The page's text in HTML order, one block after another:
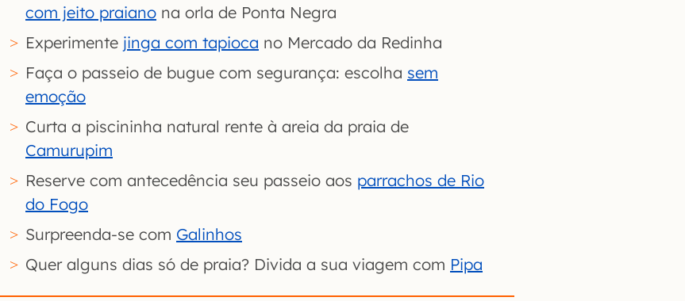
com jeito praiano na orla de Ponta Negra
Experimente jinga com tapioca no Mercado da Redinha
Faça o passeio de bugue com segurança: escolha sem
emoção
Curta a piscininha natural rente à areia da praia de
Camurupim
Reserve com antecedência seu passeio aos parrachos de Rio
do Fogo
Surpreenda-se com Galinhos
Quer alguns dias só de praia? Divida a sua viagem com Pipa